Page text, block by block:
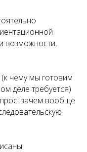
возможности,
чему мы готовим
деле требуется)
зачем вообще